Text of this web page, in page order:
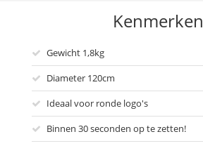
Kenmerken
Gewicht 1,8kg
Diameter 120cm
Ideaal voor ronde logo's
Binnen 30 seconden op te zetten!